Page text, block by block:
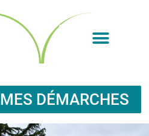
MES DÉMARCHES